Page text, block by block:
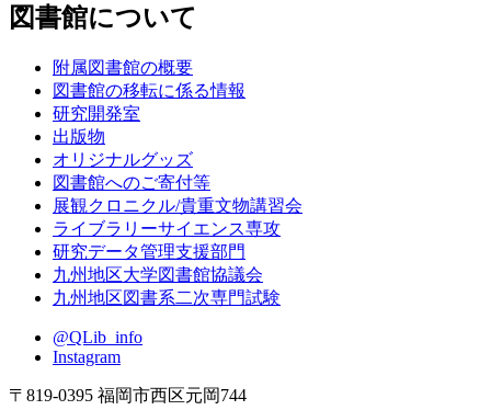
図書館について
附属図書館の概要
図書館の移転に係る情報
研究開発室
出版物
オリジナルグッズ
図書館へのご寄付等
展観クロニクル/貴重文物講習会
ライブラリーサイエンス専攻
研究データ管理支援部門
九州地区大学図書館協議会
九州地区図書系二次専門試験
@QLib_info
Instagram
〒819-0395 福岡市西区元岡744